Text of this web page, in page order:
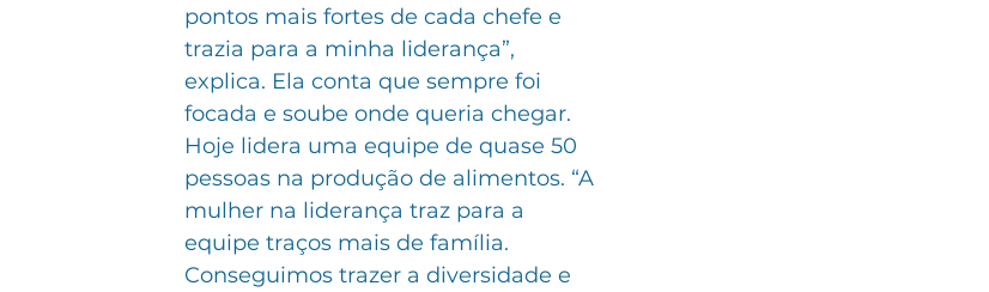
pontos mais fortes de cada chefe e
trazia para a minha liderança”,
explica. Ela conta que sempre foi
focada e soube onde queria chegar.
Hoje lidera uma equipe de quase 50
pessoas na produção de alimentos. “A
mulher na liderança traz para a
equipe traços mais de família.
Conseguimos trazer a diversidade e